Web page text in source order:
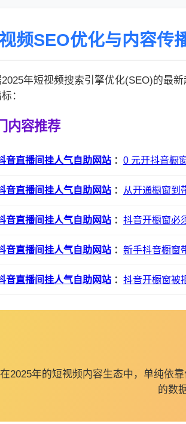
频SEO优化与内容传
年短视频搜索引擎优化(SEO)的最
：
内容推荐
音直播间挂人气自助网站 ： 0 元开抖音橱
音直播间挂人气自助网站 ： 从开通橱窗到
音直播间挂人气自助网站 ： 抖音开橱窗必
音直播间挂人气自助网站 ： 新手抖音橱窗
音直播间挂人气自助网站 ： 抖音开橱窗被
在2025年的短视频内容生态中，单纯依
的数